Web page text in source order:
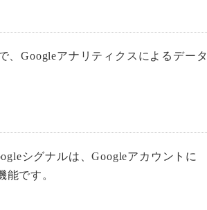
、Googleアナリティクスによるデータ
シグナルは、Googleアカウントに
です。